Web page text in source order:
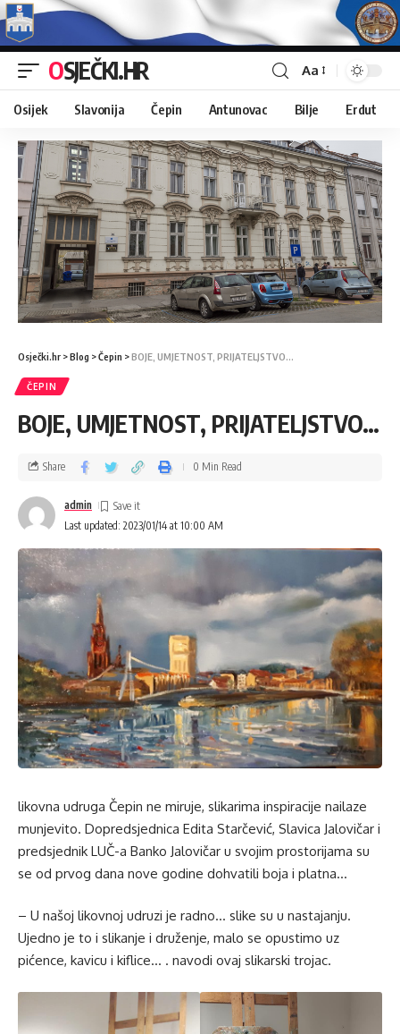
OSJEČKI.HR Aa
Osijek Slavonija Čepin Antunovac Bilje Erdut
Osječki.hr >Blog >Čepin >BOJE, UMJETNOST, PRIJATELJSTVO…
ČEPIN
BOJE, UMJETNOST, PRIJATELJSTVO…
Last updated: 2023/01/14 at 10:00 AM
admin
Share 0 Min Read
likovna udruga Čepin ne miruje, slikarima inspiracije nailaze
munjevito. Dopredsjednica Edita Starčević, Slavica Jalovičar i
predsjednik LUČ-a Banko Jalovičar u svojim prostorijama su
se od prvog dana nove godine dohvatili boja i platna…
– U našoj likovnoj udruzi je radno… slike su u nastajanju.
Ujedno je to i slikanje i druženje, malo se opustimo uz
pićence, kavicu i kiflice… . navodi ovaj slikarski trojac.